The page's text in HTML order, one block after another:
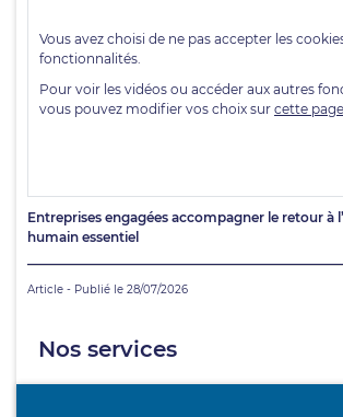
Entreprises engagées accompagner le retour à
humain essentiel
Article - Publié le 28/07/2026
Nos services